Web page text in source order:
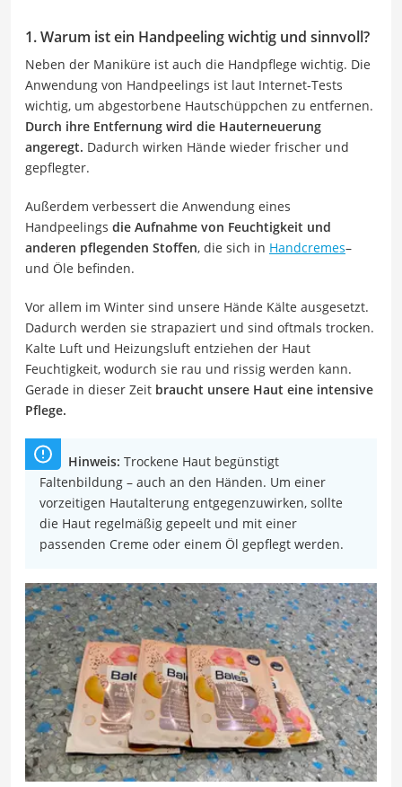
1. Warum ist ein Handpeeling wichtig und sinnvoll?
Neben der Maniküre ist auch die Handpflege wichtig. Die
Anwendung von Handpeelings ist laut Internet-Tests
wichtig, um abgestorbene Hautschüppchen zu entfernen.
Durch ihre Entfernung wird die Hauterneuerung
angeregt. Dadurch wirken Hände wieder frischer und
gepflegter.
Außerdem verbessert die Anwendung eines
Handpeelings die Aufnahme von Feuchtigkeit und
anderen pflegenden Stoffen, die sich in Handcremes–
und Öle befinden.
Vor allem im Winter sind unsere Hände Kälte ausgesetzt.
Dadurch werden sie strapaziert und sind oftmals trocken.
Kalte Luft und Heizungsluft entziehen der Haut
Feuchtigkeit, wodurch sie rau und rissig werden kann.
Gerade in dieser Zeit braucht unsere Haut eine intensive
Pflege.
Hinweis: Trockene Haut begünstigt
Faltenbildung – auch an den Händen. Um einer
vorzeitigen Hautalterung entgegenzuwirken, sollte
die Haut regelmäßig gepeelt und mit einer
passenden Creme oder einem Öl gepflegt werden.